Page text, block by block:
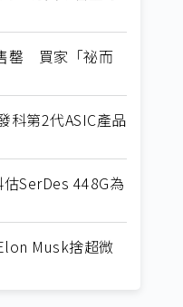
罄 買家「祕而
第2代ASIC產品
SerDes 448G為
Musk捨超微